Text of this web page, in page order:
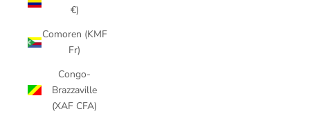
€)
Comoren (KMF
Fr)
Congo-
Brazzaville
(XAF CFA)